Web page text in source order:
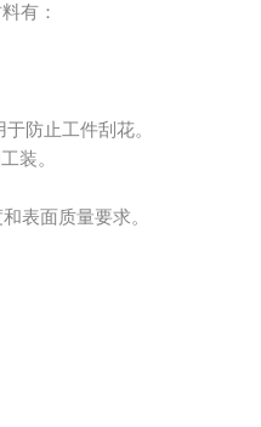
有：
防止工件刮花。
装。
表面质量要求。